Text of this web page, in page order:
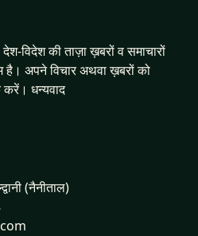
विदेश की ताज़ा ख़बरों व समाचारों
है। अपने विचार अथवा ख़बरों को
करें। धन्यवाद
(नैनीताल)